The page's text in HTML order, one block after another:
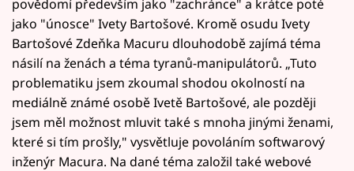
povědomí především jako "zachránce" a krátce poté
jako "únosce" Ivety Bartošové. Kromě osudu Ivety
Bartošové Zdeňka Macuru dlouhodobě zajímá téma
násilí na ženách a téma tyranů-manipulátorů. „Tuto
problematiku jsem zkoumal shodou okolností na
mediálně známé osobě Ivetě Bartošové, ale později
jsem měl možnost mluvit také s mnoha jinými ženami,
které si tím prošly," vysvětluje povoláním softwarový
inženýr Macura. Na dané téma založil také webové